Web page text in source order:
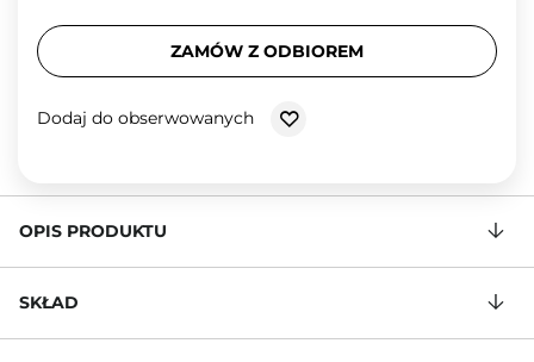
ZAMÓW Z ODBIOREM
Dodaj do obserwowanych
OPIS PRODUKTU
SKŁAD